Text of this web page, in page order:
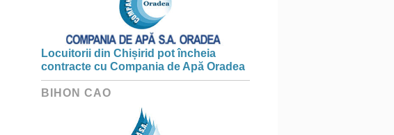
Locuitorii din Chișirid pot încheia
contracte cu Compania de Apă Oradea
BIHON CAO